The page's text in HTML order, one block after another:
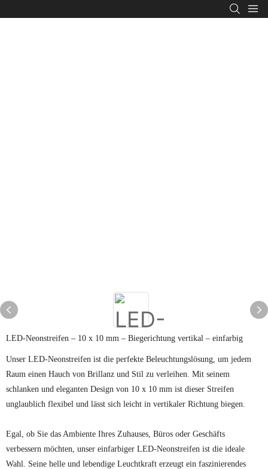
LED-Neonstreifen – 10 x 10 mm – Biegerichtung vertikal – einfarbig
Unser LED-Neonstreifen ist die perfekte Beleuchtungslösung, um jedem
Raum einen Hauch von Brillanz und Stil zu verleihen. Mit seinem
schlanken und eleganten Design von 10 x 10 mm ist dieser Streifen
unglaublich flexibel und lässt sich leicht in vertikaler Richtung biegen.
Egal, ob Sie das Ambiente Ihres Zuhauses, Büros oder Geschäfts
verbessern möchten, unser einfarbiger LED-Neonstreifen ist die ideale
Wahl. Seine helle und lebendige Leuchtkraft erzeugt ein faszinierendes